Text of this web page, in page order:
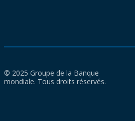
© 2025 Groupe de la Banque
mondiale. Tous droits réservés.